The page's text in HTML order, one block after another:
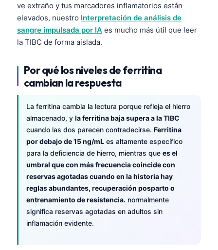
ve extraño y tus marcadores inflamatorios están
elevados, nuestro Interpretación de análisis de
sangre impulsada por IA es mucho más útil que leer
la TIBC de forma aislada.
Por qué los niveles de ferritina
cambian la respuesta
La ferritina cambia la lectura porque refleja el hierro
almacenado, y la ferritina baja supera a la TIBC
cuando las dos parecen contradecirse. Ferritina
por debajo de 15 ng/mL es altamente específico
para la deficiencia de hierro, mientras que es el
umbral que con más frecuencia coincide con
reservas agotadas cuando en la historia hay
reglas abundantes, recuperación posparto o
entrenamiento de resistencia. normalmente
significa reservas agotadas en adultos sin
inflamación evidente.